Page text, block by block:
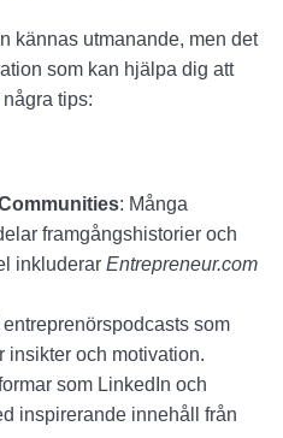
kännas utmanande, men det
som kan hjälpa dig att
tips:
: Många
framgångshistorier och
inkluderar Entrepreneur.com
entreprenörspodcasts som
insikter och motivation.
som LinkedIn och
inspirerande innehåll från